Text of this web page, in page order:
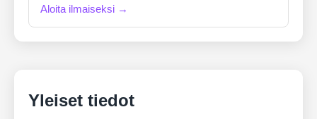
Aloita ilmaiseksi →
Yleiset tiedot